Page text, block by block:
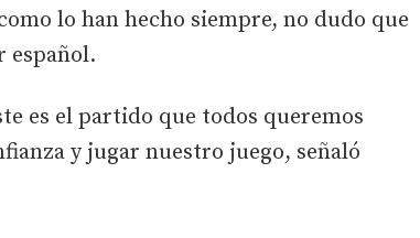
lo han hecho siempre, no dudo que
español.
es el partido que todos queremos
y jugar nuestro juego, señaló